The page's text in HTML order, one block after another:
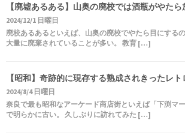
【廃墟あるある】山奥の廃校では酒瓶がやた
2024/12/1 日曜日
廃校あるあるといえば、山奥の廃校でやたら目にする
大量に廃棄されていることが多い。 教育 […]
【昭和】奇跡的に現存する熟成されきったレ
2024/8/4 日曜日
奈良で最も昭和なアーケード商店街といえば「下渕マ
で明らかに古い。 久しぶりに訪れてみた […]